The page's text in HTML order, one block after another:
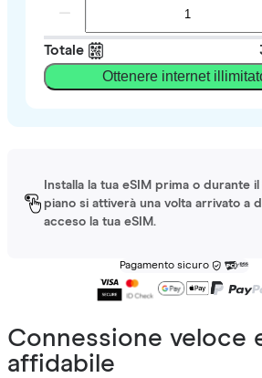
Totale
Ottenere internet
Installa la tua eSIM prima o durante
piano si attiverà una volta arrivato a
acceso la tua eSIM.
Pagamento sicuro
Connessione veloce
affidabile